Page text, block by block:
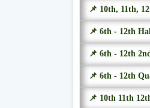
📌 10th, 11th,
📌 6th - 12th
📌 6th - 12th
📌 6th - 12th
📌 10th 11th